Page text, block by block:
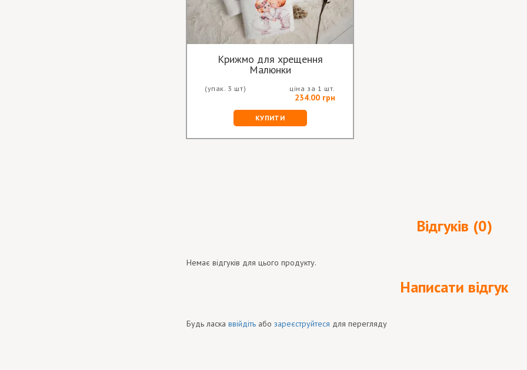
Крижмо для хрещення
Малюнки
(упак. 3 шт) ціна за 1 шт.
234.00 грн
КУПИТИ
Відгуків (0)
Немає відгуків для цього продукту.
Написати відгук
Будь ласка ввійдіть або зареєструйтеся для перегляду